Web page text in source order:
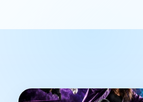
Archivbeiträge